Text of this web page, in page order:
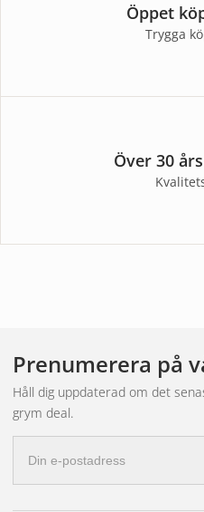
Öppet
Trygga
Över 30
Prenumerera på
Håll dig uppdaterad om det
grym deal.
postadress